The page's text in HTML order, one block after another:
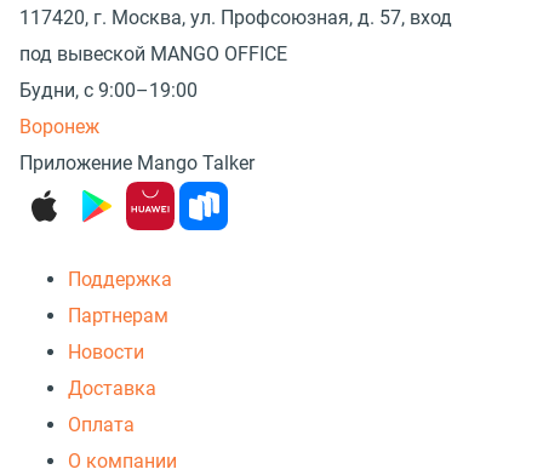
117420, г. Москва, ул. Профсоюзная, д. 57, вход
под вывеской MANGO OFFICE
Будни, с 9:00–19:00
Воронеж
Приложение Mango Talker
Поддержка
Партнерам
Новости
Доставка
Оплата
О компании